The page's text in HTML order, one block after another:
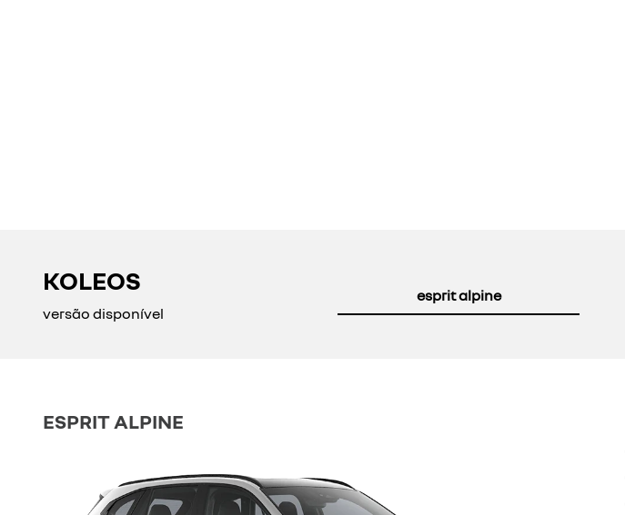
KOLEOS
versão disponível
esprit alpine
ESPRIT ALPINE